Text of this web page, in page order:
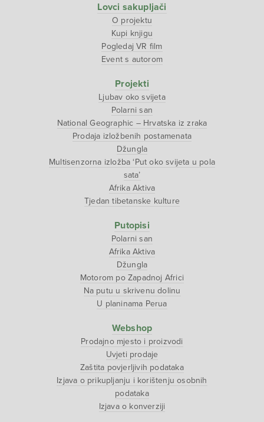
Lovci sakupljači
O projektu
Kupi knjigu
Pogledaj VR film
Event s autorom
Projekti
Ljubav oko svijeta
Polarni san
National Geographic – Hrvatska iz zraka
Prodaja izložbenih postamenata
Džungla
Multisenzorna izložba ‘Put oko svijeta u pola
sata’
Afrika Aktiva
Tjedan tibetanske kulture
Putopisi
Polarni san
Afrika Aktiva
Džungla
Motorom po Zapadnoj Africi
Na putu u skrivenu dolinu
U planinama Perua
Webshop
Prodajno mjesto i proizvodi
Uvjeti prodaje
Zaštita povjerljivih podataka
Izjava o prikupljanju i korištenju osobnih
podataka
Izjava o konverziji